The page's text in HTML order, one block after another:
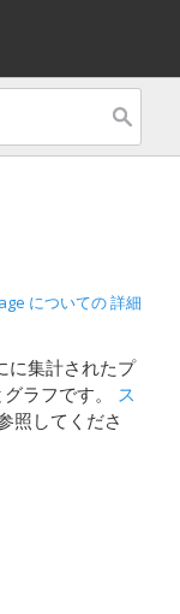
についての 詳細
に集計されたプ
ラフです。
ス
照してくださ